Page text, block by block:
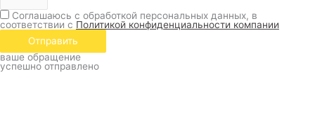
Соглашаюсь с обработкой персональных данных, в
соответствии с Политикой конфиденциальности компании
Отправить
ваше обращение
успешно отправлено